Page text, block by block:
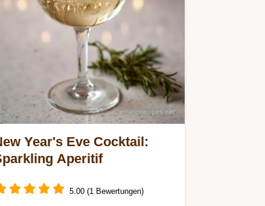
Year's Eve Cocktail:
Aperitif
5.00 (1 Bewertungen)